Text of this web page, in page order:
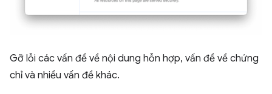
Gỡ lỗi các vấn đề về nội dung hỗn hợp, vấn đề về chứng
chỉ và nhiều vấn đề khác.